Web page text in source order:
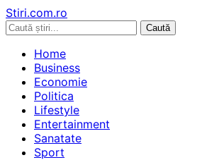
Stiri.com.ro
Caută
Home
Business
Economie
Politica
Lifestyle
Entertainment
Sanatate
Sport